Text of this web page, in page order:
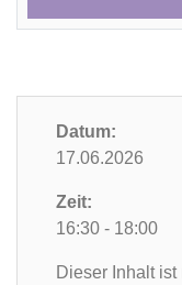
Datum:
17.06.2026
Zeit:
16:30 - 18:00
Dieser Inhalt